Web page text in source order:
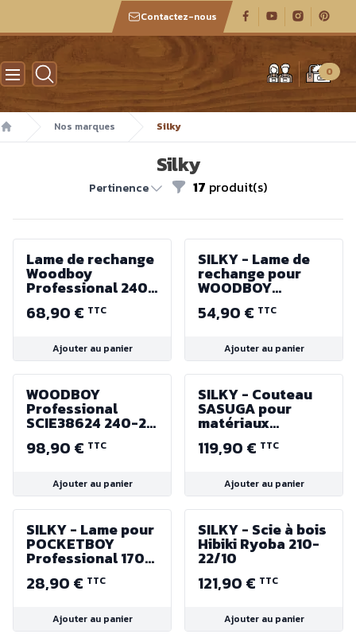
Contactez-nous
Atelier des boiseux 0
Accueil
Nos marques Silky
Silky
Pertinence Filtres
17 produit(s)
Lame de rechange
Woodboy
Professional 240-
32 (sans dosseret)
68,90 € TTC
Ajouter au panier
SILKY - Lame de
rechange pour
WOODBOY
Professional
240mm
54,90 € TTC
Ajouter au panier
WOODBOY
Professional
SCIE38624 240-26
98,90 € TTC
Ajouter au panier
SILKY - Couteau
SASUGA pour
matériaux
isolants à lame
courbée de 390
119,90 € TTC
Ajouter au panier
SILKY - Lame pour
POCKETBOY
Professional 170-
28,90 € TTC
Ajouter au panier
SILKY - Scie à bois
Hibiki Ryoba 210-
22/10
121,90 € TTC
Ajouter au panier